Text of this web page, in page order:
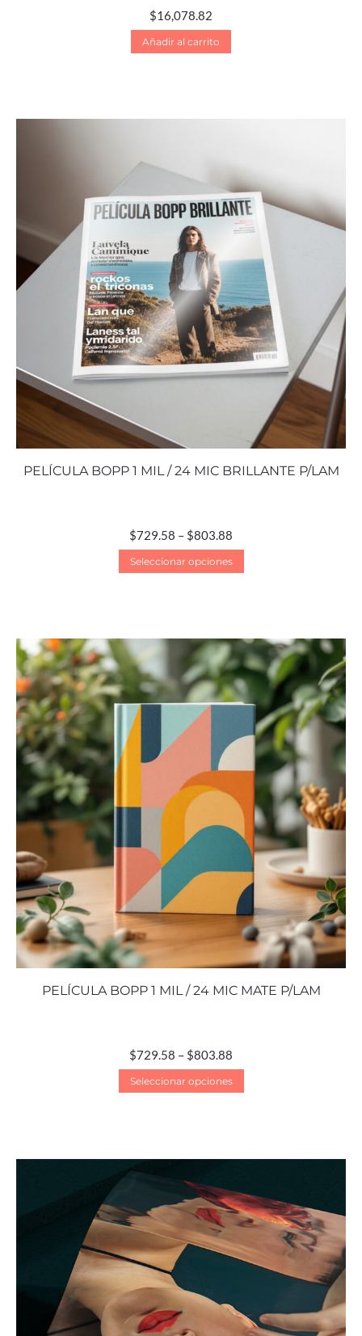
$16,078.82
Añadir al carrito
PELÍCULA BOPP 1 MIL / 24 MIC BRILLANTE P/LAM
$729.58 – $803.88
Seleccionar opciones
PELÍCULA BOPP 1 MIL / 24 MIC MATE P/LAM
$729.58 – $803.88
Seleccionar opciones